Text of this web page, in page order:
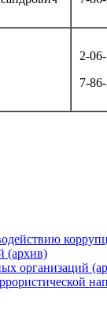
2-
7-
(архив)
организаций